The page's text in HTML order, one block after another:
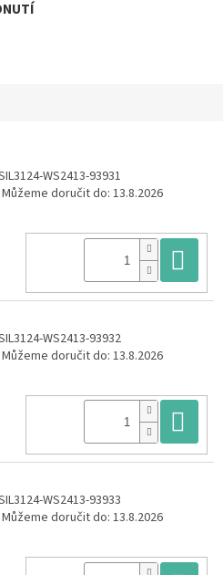
WS2413-93931
Můžeme doručit do: 13.8.2026
WS2413-93932
Můžeme doručit do: 13.8.2026
WS2413-93933
Můžeme doručit do: 13.8.2026